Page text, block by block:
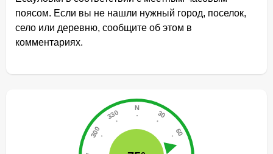
поясом. Если вы не нашли нужный город, поселок,
село или деревню, сообщите об этом в
комментариях.